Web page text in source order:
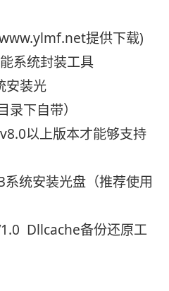
提供下载)
系统封装工具
安装光
录下自带）
以上版本才能够支持
统安装光盘（推荐使用
Dllcache备份还原工